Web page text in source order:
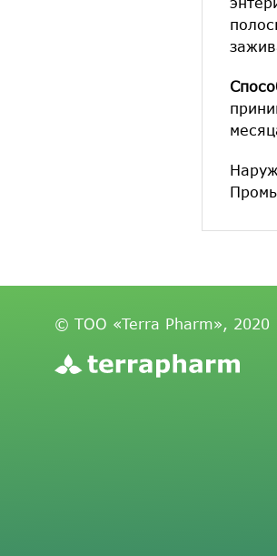
© ТОО «Terra Pharm», 2020